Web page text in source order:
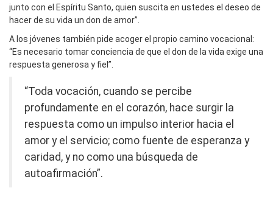
junto con el Espíritu Santo, quien suscita en ustedes el deseo de
hacer de su vida un don de amor”.
A los jóvenes también pide acoger el propio camino vocacional:
“Es necesario tomar conciencia de que el don de la vida exige una
respuesta generosa y fiel”.
“Toda vocación, cuando se percibe
profundamente en el corazón, hace surgir la
respuesta como un impulso interior hacia el
amor y el servicio; como fuente de esperanza y
caridad, y no como una búsqueda de
autoafirmación”.